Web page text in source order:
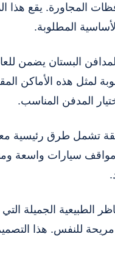
المجاورة. يقع
المطلوبة.
البستان يضمن
لمثل هذه
المدفن المناسب.
تشمل طرق رئيسية
مواقف سيارات واسعة
الطبيعية الجميلة
مريحة للنفس. هذا